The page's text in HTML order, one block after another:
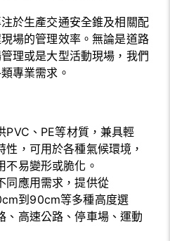
於生產交通安全錐及相關配
場的管理效率。無論是道路
理或是大型活動現場，我們
專業需求。
PVC、PE等材質，兼具輕
性，可用於各種氣候環境，
不易變形或脆化。
同應用需求，提供從
到90cm等多種高度選
、高速公路、停車場、運動